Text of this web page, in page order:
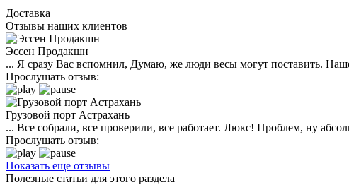
Доставка
Отзывы наших клиентов
Эссен Продакшн
... Я сразу Вас вспомнил, Думаю, же люди весы могут поставить.
Прослушать отзыв:
Грузовой порт Астрахань
... Все собрали, все проверили, все работает. Люкс! Проблем, ну
Прослушать отзыв:
Показать еще отзывы
Полезные статьи для этого раздела